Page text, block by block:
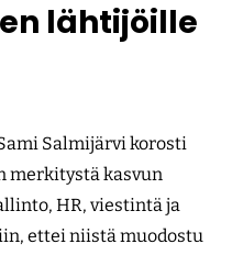
lähtijöille
Salmijärvi korosti
merkitystä kasvun
HR, viestintä ja
ettei niistä muodostu